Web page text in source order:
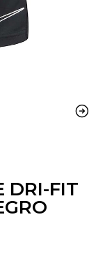
DRI-FIT